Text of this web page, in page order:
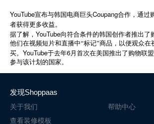
YouTube宣布与韩国电商巨头Coupang合作，通过
者获得更多收益。
据了解， YouTube向符合条件的韩国创作者推出了
他们在视频短片和直播中“标记”商品，以便观众在
买。 YouTube于去年6月首次在美国推出了购物联
参与该计划的国家。
发现Shoppaas
关于我们
帮助中心
查看装修模板